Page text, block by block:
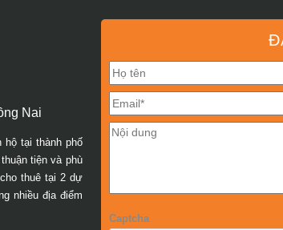
Captcha
Nai
hộ tại thành phố
tiện và phù
thuê tại 2 dự
nhiều địa điểm